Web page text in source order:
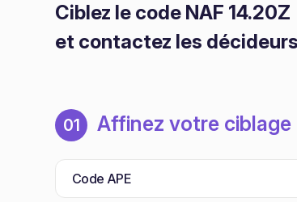
Ciblez le code NAF 14.20Z
et contactez les
01 Affinez votre ciblage
Code APE